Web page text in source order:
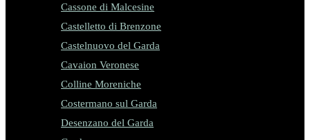
Cassone di Malcesine
Castelletto di Brenzone
Castelnuovo del Garda
Cavaion Veronese
Colline Moreniche
Costermano sul Garda
Desenzano del Garda